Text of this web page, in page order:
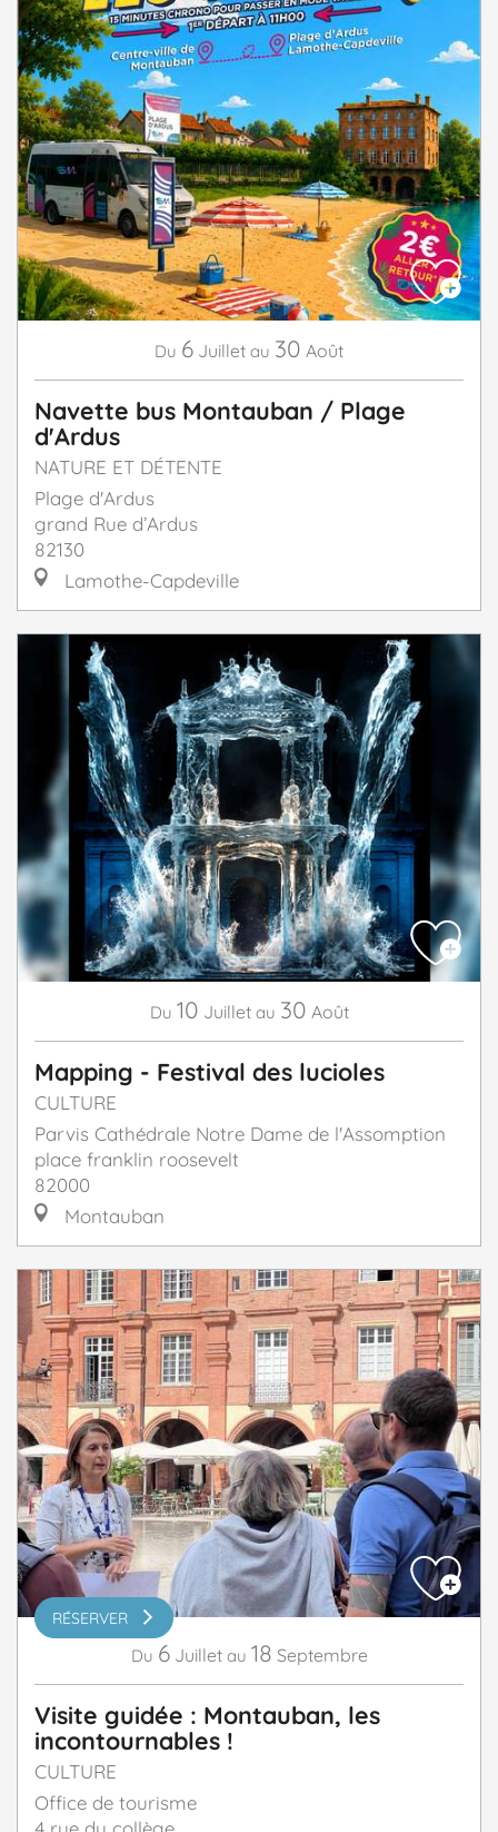
Du 6 Juillet au 30 Août
Navette bus Montauban / Plage
d'Ardus
NATURE ET DÉTENTE
Plage d'Ardus
grand Rue d’Ardus
82130
Lamothe-Capdeville
Du 10 Juillet au 30 Août
Mapping - Festival des lucioles
CULTURE
Parvis Cathédrale Notre Dame de l'Assomption
place franklin roosevelt
82000
Montauban
RÉSERVER
Du 6 Juillet au 18 Septembre
Visite guidée : Montauban, les
incontournables !
CULTURE
Office de tourisme